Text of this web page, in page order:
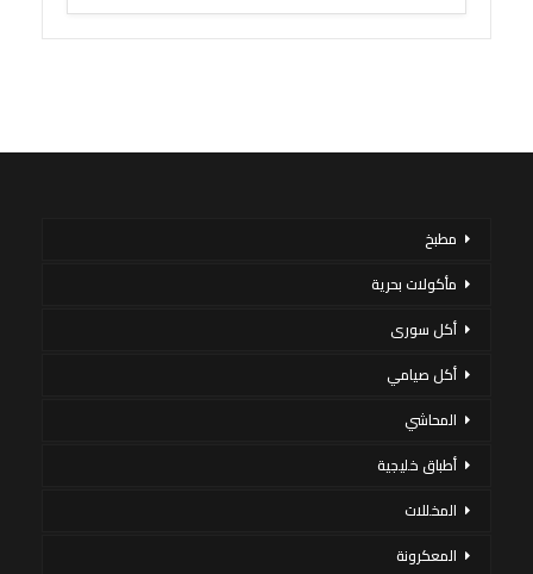
مطبخ
مأكولات بحرية
أكل سورى
أكل صيامي
المحاشي
أطباق خليجية
المخللات
المعكرونة